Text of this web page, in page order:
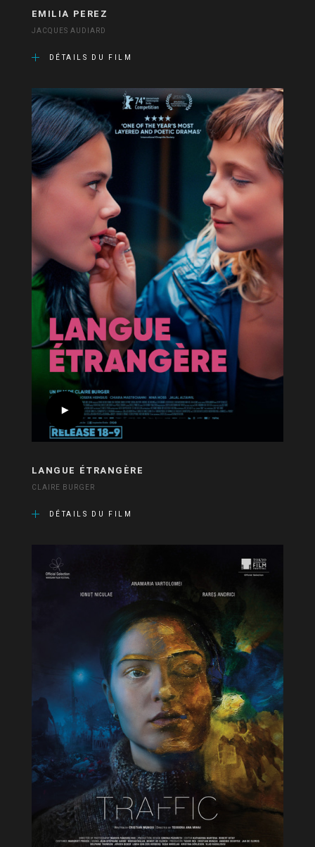
EMILIA PEREZ
JACQUES AUDIARD
DÉTAILS DU FILM
LANGUE ÉTRANGÈRE
CLAIRE BURGER
DÉTAILS DU FILM